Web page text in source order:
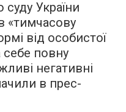
суду України
«тимчасову
від особистої
повну
негативні
в прес-